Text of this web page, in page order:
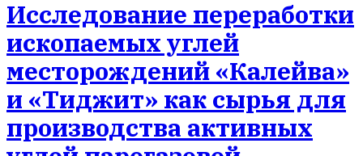
Исследование переработки
ископаемых углей
месторождений «Калейва»
и «Тиджит» как сырья для
производства активных